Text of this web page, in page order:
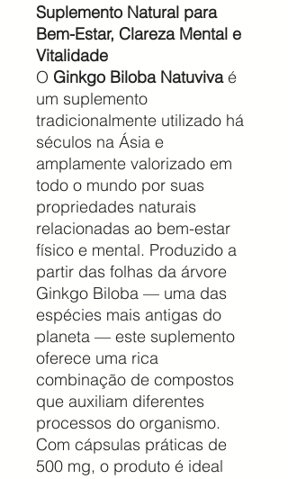
Suplemento Natural para
Bem-Estar, Clareza Mental e
Vitalidade
O Ginkgo Biloba Natuvivaé
um suplemento
tradicionalmente utilizado há
séculos na Ásia e
amplamente valorizado em
todo o mundo por suas
propriedades naturais
relacionadas ao bem-estar
físico e mental. Produzido a
partir das folhas da árvore
Ginkgo Biloba — uma das
espécies mais antigas do
planeta — este suplemento
oferece uma rica
combinação de compostos
que auxiliam diferentes
processos do organismo.
Com cápsulas práticas de
500 mg, o produto é ideal